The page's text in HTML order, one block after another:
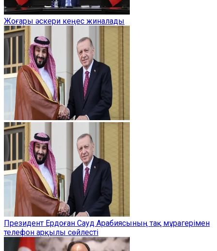
Жоғары әскери кеңес жиналады
Президент Ердоған Сауд Арабиясының тақ мұрагерімен
телефон арқылы сөйлесті